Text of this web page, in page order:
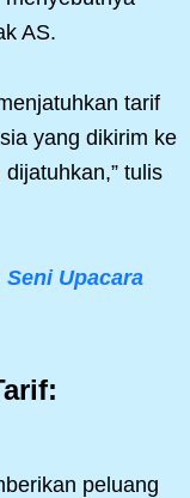
AS.
tarif
yang dikirim ke
tulis
Upacara
peluang